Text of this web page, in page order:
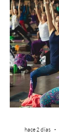
hace 2 días